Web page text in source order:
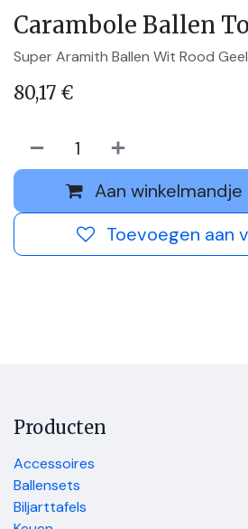
Carambole Ballen
Super Aramith Ballen Wit Rood Geel
80,17 €
Aan
Toevoegen aan
Producten
Accessoires
Ballensets
Biljarttafels